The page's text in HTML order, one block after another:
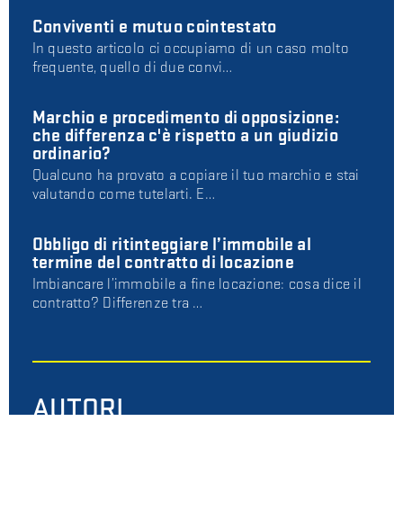
Conviventi e mutuo cointestato
In questo articolo ci occupiamo di un caso molto
frequente, quello di due convi…
Marchio e procedimento di opposizione:
che differenza c'è rispetto a un giudizio
ordinario?
Qualcuno ha provato a copiare il tuo marchio e stai
valutando come tutelarti. E…
Obbligo di ritinteggiare l’immobile al
termine del contratto di locazione
Imbiancare l’immobile a fine locazione: cosa dice il
contratto? Differenze tra …
AUTORI